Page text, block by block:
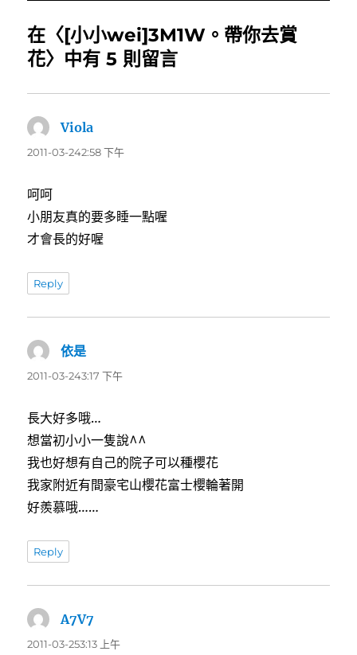
在〈[小小wei]3M1W。帶你去賞
花〉中有 5 則留言
Viola
示:
2011-03-242:58 下午
呵呵
小朋友真的要多睡一點喔
才會長的好喔
Reply
依是
示:
2011-03-243:17 下午
長大好多哦…
想當初小小一隻說^^
我也好想有自己的院子可以種櫻花
我家附近有間豪宅山櫻花富士櫻輪著開
好羨慕哦……
Reply
A7V7
示:
2011-03-253:13 上午